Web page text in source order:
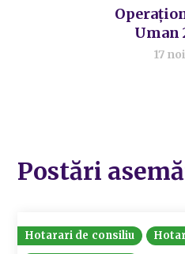
Uman
17
Postări
Hotarari de consiliu